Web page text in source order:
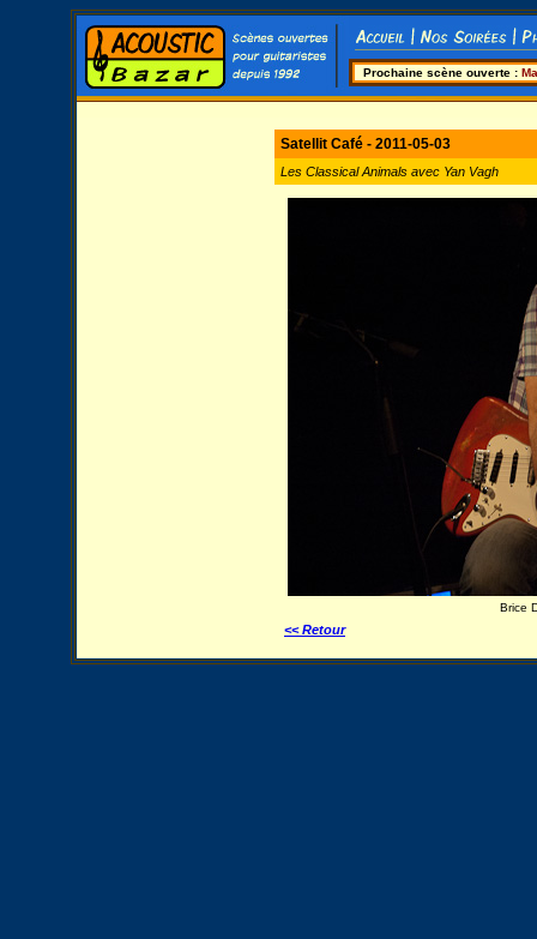
Prochaine scène ouverte :
Satellit Café - 2011-05-03
Les Classical Animals avec Yan Vagh
Brice
<< Retour